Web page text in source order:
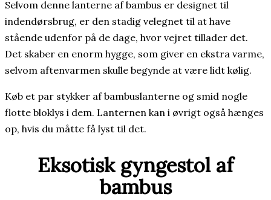
Selvom denne lanterne af bambus er designet til
indendørsbrug, er den stadig velegnet til at have
stående udenfor på de dage, hvor vejret tillader det.
Det skaber en enorm hygge, som giver en ekstra varme,
selvom aftenvarmen skulle begynde at være lidt kølig.
Køb et par stykker af bambuslanterne og smid nogle
flotte bloklys i dem. Lanternen kan i øvrigt også hænges
op, hvis du måtte få lyst til det.
Eksotisk gyngestol af
bambus